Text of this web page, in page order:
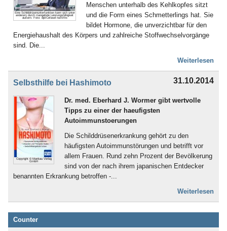
Eine Schilddrüsenunterfunktion kann sich unter
anderem durch mangelnde Leistungsfähigkeit
äußern. Foto: djd/Cefasel nutri/thx
Menschen unterhalb des Kehlkopfes sitzt
und die Form eines Schmetterlings hat. Sie
bildet Hormone, die unverzichtbar für den
Energiehaushalt des Körpers und zahlreiche Stoffwechselvorgänge
sind. Die...
Weiterlesen
Selbsthilfe bei Hashimoto 31.10.2014
Copyright © Mankau Verlag
GmbH
Dr. med. Eberhard J. Wormer gibt wertvolle
Tipps zu einer der haeufigsten
Autoimmunstoerungen
Die Schilddrüsenerkrankung gehört zu den
häufigsten Autoimmunstörungen und betrifft vor
allem Frauen. Rund zehn Prozent der Bevölkerung
sind von der nach ihrem japanischen Entdecker
benannten Erkrankung betroffen -...
Weiterlesen
Counter